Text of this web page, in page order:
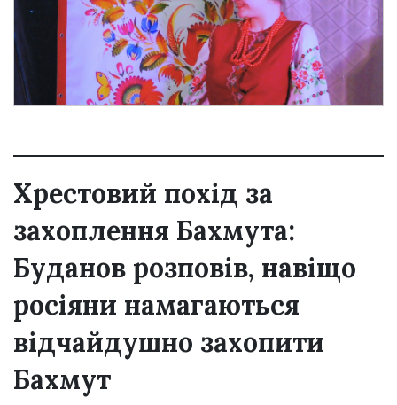
Хрестовий похід за
захоплення Бахмута:
Буданов розповів, навіщо
росіяни намагаються
відчайдушно захопити
Бахмут